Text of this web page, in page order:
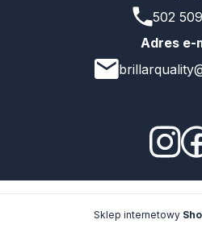
502
Adres e-
Sklep internetowy